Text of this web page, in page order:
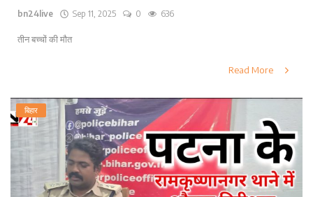
bn24live Sep 11, 2025 0 636
तीन बच्चों की मौत
Read More
बिहार